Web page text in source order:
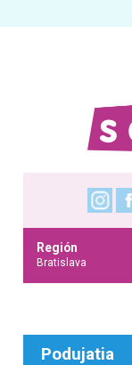
Región
Bratislava
Podujatia